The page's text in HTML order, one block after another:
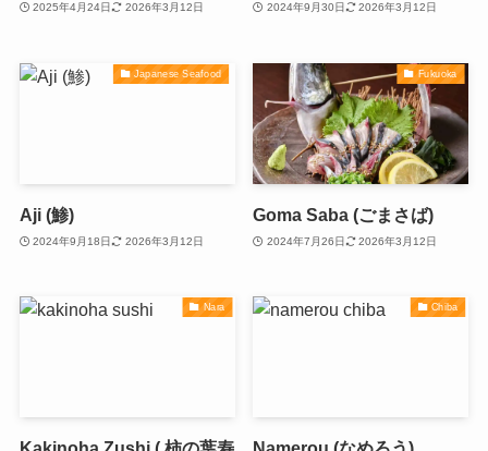
2025年4月24日 2026年3月12日 2024年9月30日 2026年3月12日
Japanese Seafood
Aji (鯵)
2024年9月18日 2026年3月12日
Fukuoka
Goma Saba (ごまさば)
2024年7月26日 2026年3月12日
Nara Chiba